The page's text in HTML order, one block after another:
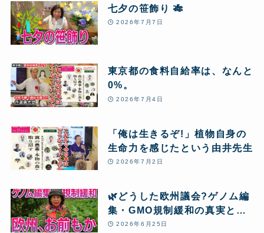
七夕の笹飾り 🎋
2026年7月7日
東京都の食料自給率は、なんと
0%。
2026年7月4日
「俺は生きるぞ!」植物自身の
生命力を感じたという由井先生
2026年7月2日
🌿どうした欧州議会?ゲノム編
集・GMO規制緩和の真実と、
本当の「食」
2026年6月25日